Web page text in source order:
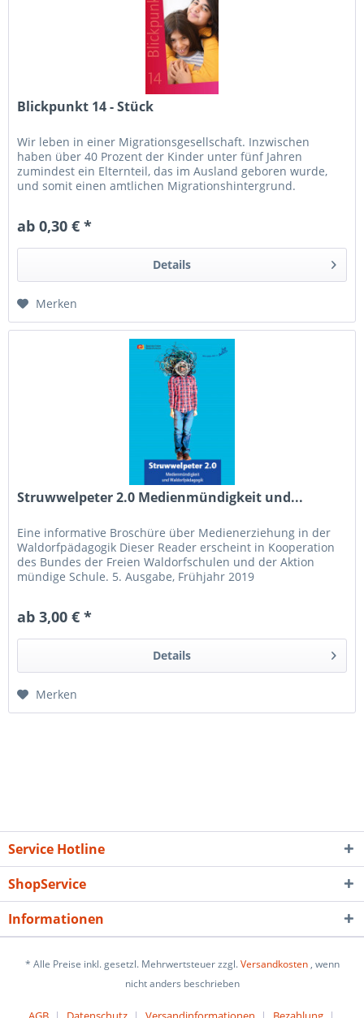
Blickpunkt 14 - Stück
Wir leben in einer Migrationsgesellschaft. Inzwischen
haben über 40 Prozent der Kinder unter fünf Jahren
zumindest ein Elternteil, das im Ausland geboren wurde,
und somit einen amtlichen Migrationshintergrund.
ab 0,30 € *
Details
Merken
Struwwelpeter 2.0 Medienmündigkeit und...
Eine informative Broschüre über Medienerziehung in der
Waldorfpädagogik Dieser Reader erscheint in Kooperation
des Bundes der Freien Waldorfschulen und der Aktion
mündige Schule. 5. Ausgabe, Frühjahr 2019
ab 3,00 € *
Details
Merken
Service Hotline
ShopService
Informationen
* Alle Preise inkl. gesetzl. Mehrwertsteuer zzgl.Versandkosten, wenn
nicht anders beschrieben